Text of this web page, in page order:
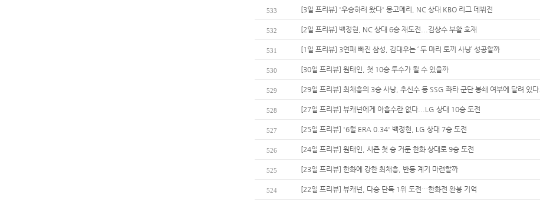
533 [3일 프리뷰] '우승하러 왔다' 몽고메리, NC 상대 KBO 리그 데뷔전
532 [2일 프리뷰] 백정현, NC 상대 6승 재도전...김상수 부활 호재
531 [1일 프리뷰] 3연패 빠진 삼성, 김대우는 ‘ 두 마리 토끼 사냥’ 성공할까
530 [30일 프리뷰] 원태인, 첫 10승 투수가 될 수 있을까
529 [29일 프리뷰] 최채흥의 3승 사냥, 추신수 등 SSG 좌타 군단 봉쇄 여부에 달려 있다..
528 [27일 프리뷰] 뷰캐넌에게 아홉수란 없다...LG 상대 10승 도전
527 [25일 프리뷰] '6월 ERA 0.34' 백정현, LG 상대 7승 도전
526 [24일 프리뷰] 원태인, 시즌 첫 승 거둔 한화 상대로 9승 도전
525 [23일 프리뷰] 한화에 강한 최채흥, 반등 계기 마련할까
524 [22일 프리뷰] 뷰캐넌, 다승 단독 1위 도전…한화전 완봉 기억